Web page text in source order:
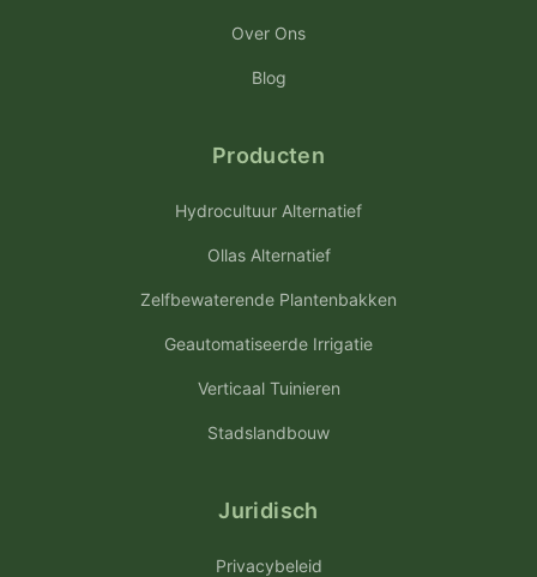
Over Ons
Blog
Producten
Hydrocultuur Alternatief
Ollas Alternatief
Zelfbewaterende Plantenbakken
Geautomatiseerde Irrigatie
Verticaal Tuinieren
Stadslandbouw
Juridisch
Privacybeleid